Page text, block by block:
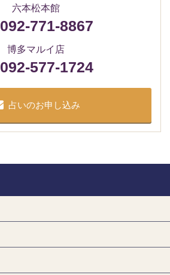
六本松本館
092-771-8867
博多マルイ店
092-577-1724
占いのお申し込み